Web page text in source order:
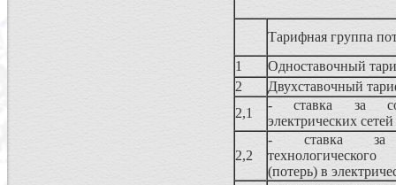
Тарифная группа
1
Одноставочный
2
Двухставочный
2,1
- ставка за
электрических сетей
2,2
- ставка за
(потерь) в